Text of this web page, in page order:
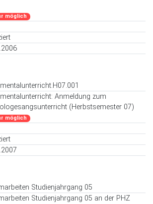
möglich
Anmeldung zum
(Herbstsemester 07)
möglich
Studienjahrgang 05
Studienjahrgang 05 an der PHZ